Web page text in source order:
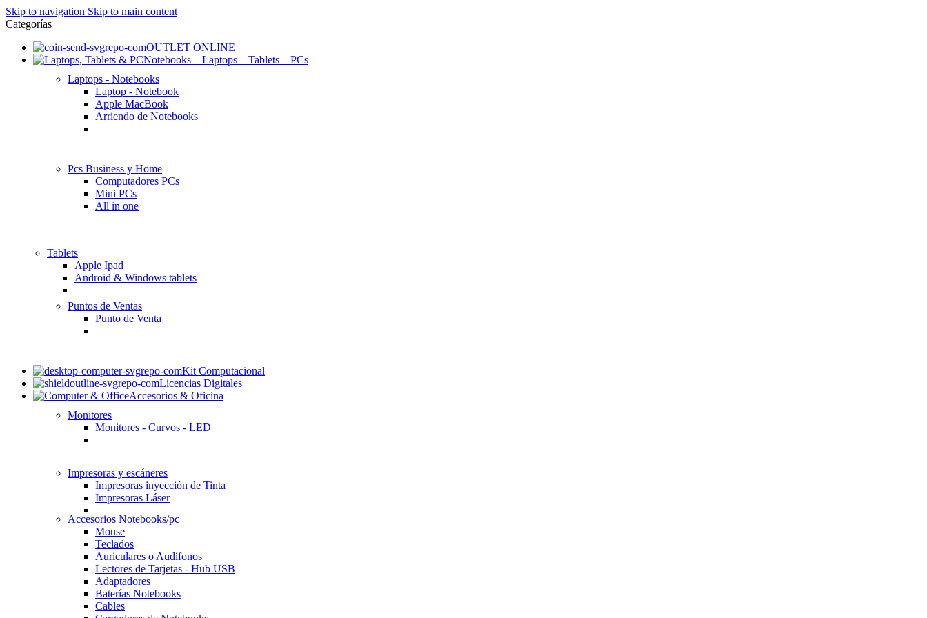
Skip to navigation Skip to main content
Categorías
OUTLET ONLINE
Notebooks – Laptops – Tablets – PCs
Laptops - Notebooks
Laptop - Notebook
Apple MacBook
Arriendo de Notebooks
Pcs Business y Home
Computadores PCs
Mini PCs
All in one
Tablets
Apple Ipad
Android & Windows tablets
Puntos de Ventas
Punto de Venta
Kit Computacional
Licencias Digitales
Accesorios & Oficina
Monitores
Monitores - Curvos - LED
Impresoras y escáneres
Impresoras inyección de Tinta
Impresoras Láser
Accesorios Notebooks/pc
Mouse
Teclados
Auriculares o Audífonos
Lectores de Tarjetas - Hub USB
Adaptadores
Baterías Notebooks
Cables